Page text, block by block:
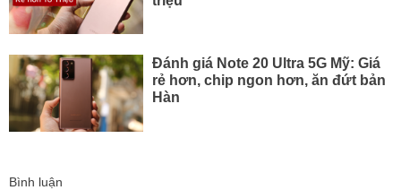
Đánh giá Note 20 Ultra 5G Mỹ: Giá
rẻ hơn, chip ngon hơn, ăn đứt bản
Hàn
Bình luận